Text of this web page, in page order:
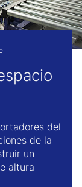
del
de la
un
altura